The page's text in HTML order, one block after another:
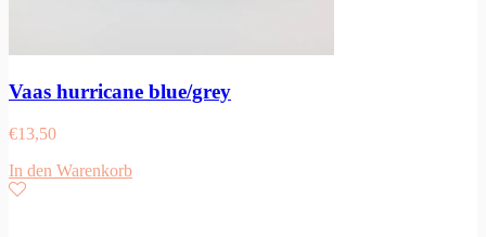
Vaas hurricane blue/grey
€13,50
In den Warenkorb